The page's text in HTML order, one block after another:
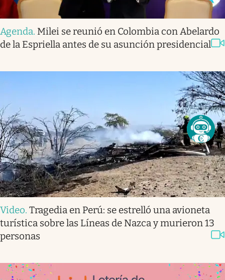
Agenda. Milei se reunió en Colombia con Abelardo
de la Espriella antes de su asunción presidencial
Video. Tragedia en Perú: se estrelló una avioneta
turística sobre las Líneas de Nazca y murieron 13
personas